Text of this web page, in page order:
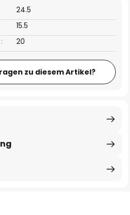
15.5
24.5
20
zu diesem Artikel?